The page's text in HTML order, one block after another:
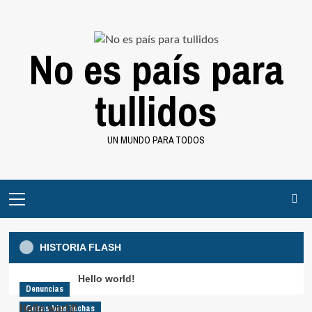
No es país para
tullidos
UN MUNDO PARA TODOS
principal
HISTORIA FLASH
Hello world!
Cosas bien hechas
Denuncias
Hello world!